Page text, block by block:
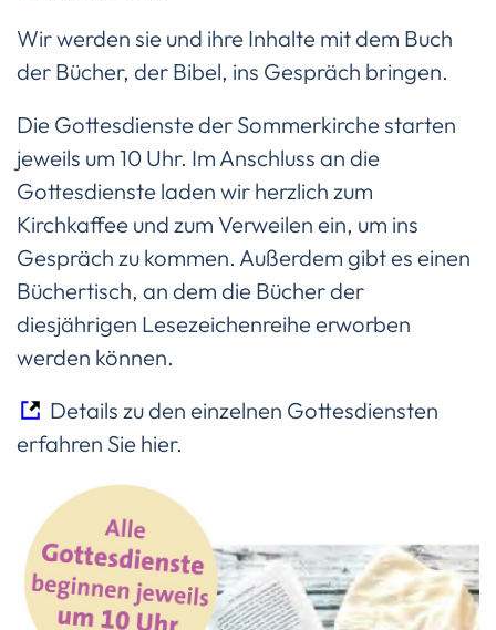
Wir werden sie und ihre Inhalte mit dem Buch
der Bücher, der Bibel, ins Gespräch bringen.
Die Gottesdienste der Sommerkirche starten
jeweils um 10 Uhr. Im Anschluss an die
Gottesdienste laden wir herzlich zum
Kirchkaffee und zum Verweilen ein, um ins
Gespräch zu kommen. Außerdem gibt es einen
Büchertisch, an dem die Bücher der
diesjährigen Lesezeichenreihe erworben
werden können.
Details zu den einzelnen Gottesdiensten
erfahren Sie hier.